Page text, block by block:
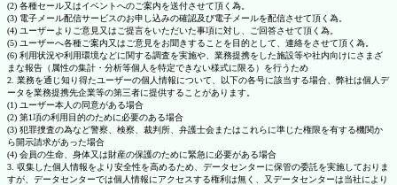
(2) 各種セール又はイベントへのご案内を送付させて頂く為。
(3) 電子メール配信サービスのお申し込みの確認及び電子メールを配信させて頂く為。
(4) ユーザーよりご意見又はご提言をいただいた事項に対し、ご回答させて頂く為。
(5) ユーザーへ各種ご案内又はご意見をお聞きすることを目的として、連絡をさせて頂く為。
(6) 利用状況や利用環境などに関する調査を実施や、業務提携をした施設等や社内向けにさまざ
まな報告（属性の集計・分析等個人を特定できない様式に限る）を行うため
2. 業務を通じ知り得たユーザーの個人情報について、以下の各号に該当する場合、弊社は個人デ
ータを業務提携先企業等の第三者に提供することがあります。
(1) ユーザー本人の同意がある場合
(2) 第1項の利用目的のために必要のある場合
(3) 犯罪捜査の為など警察、検察、裁判所、弁護士会またはこれらに準じた権限を有する機関か
ら開示請求があった場合
(4) 会員の生命、身体又は財産の保護のために緊急に必要がある場合
3. 収集した個人情報をより安全性を高めるため、データセンターに保管の委託を実施しておりま
すが、データセンターでは個人情報にアクセスする権利は無く、又データセンターは当社により